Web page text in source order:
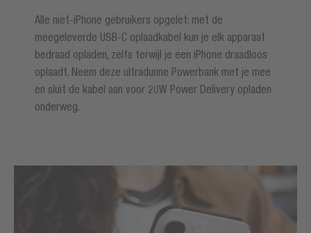
Alle niet-iPhone gebruikers opgelet: met de
meegeleverde USB-C oplaadkabel kun je elk apparaat
bedraad opladen, zelfs terwijl je een iPhone draadloos
oplaadt. Neem deze ultradunne Powerbank met je mee
en sluit de kabel aan voor 20W Power Delivery opladen
onderweg.